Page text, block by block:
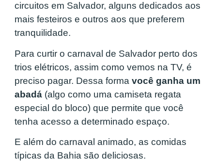
circuitos em Salvador, alguns dedicados aos
mais festeiros e outros aos que preferem
tranquilidade.
Para curtir o carnaval de Salvador perto dos
trios elétricos, assim como vemos na TV, é
preciso pagar. Dessa forma você ganha um
abadá (algo como uma camiseta regata
especial do bloco) que permite que você
tenha acesso a determinado espaço.
E além do carnaval animado, as comidas
típicas da Bahia são deliciosas.